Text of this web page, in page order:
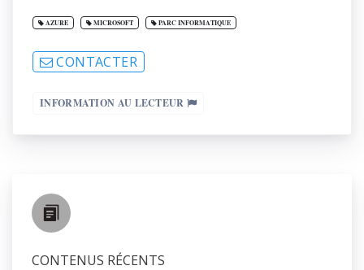
AZURE MICROSOFT PARC INFORMATIQUE
CONTACTER
INFORMATION AU LECTEUR
CONTENUS RÉCENTS